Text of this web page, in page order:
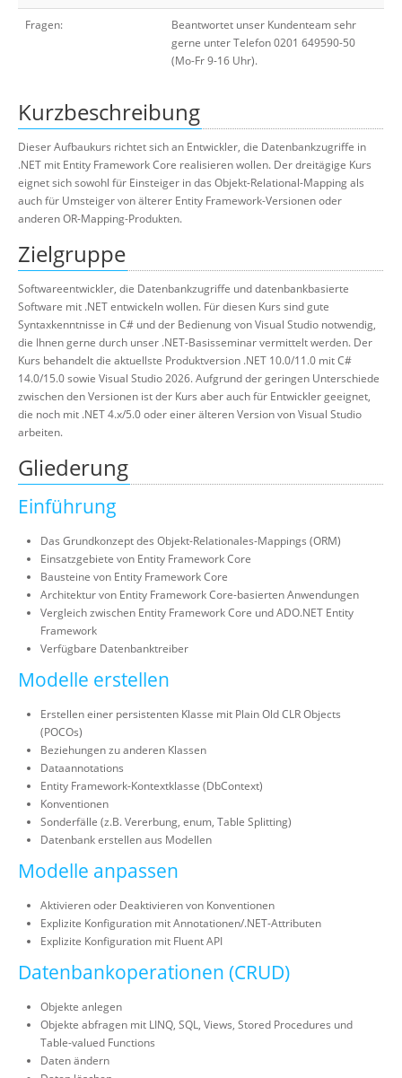
Fragen:
Beantwortet unser Kundenteam sehr
gerne unter Telefon 0201 649590-50
(Mo-Fr 9-16 Uhr).
Kurzbeschreibung
Dieser Aufbaukurs richtet sich an Entwickler, die Datenbankzugriffe in
.NET mit Entity Framework Core realisieren wollen. Der dreitägige Kurs
eignet sich sowohl für Einsteiger in das Objekt-Relational-Mapping als
auch für Umsteiger von älterer Entity Framework-Versionen oder
anderen OR-Mapping-Produkten.
Zielgruppe
Softwareentwickler, die Datenbankzugriffe und datenbankbasierte
Software mit .NET entwickeln wollen. Für diesen Kurs sind gute
Syntaxkenntnisse in C# und der Bedienung von Visual Studio notwendig,
die Ihnen gerne durch unser .NET-Basisseminar vermittelt werden. Der
Kurs behandelt die aktuellste Produktversion .NET 10.0/11.0 mit C#
14.0/15.0 sowie Visual Studio 2026. Aufgrund der geringen Unterschiede
zwischen den Versionen ist der Kurs aber auch für Entwickler geeignet,
die noch mit .NET 4.x/5.0 oder einer älteren Version von Visual Studio
arbeiten.
Gliederung
Einführung
Das Grundkonzept des Objekt-Relationales-Mappings (ORM)
Einsatzgebiete von Entity Framework Core
Bausteine von Entity Framework Core
Architektur von Entity Framework Core-basierten Anwendungen
Vergleich zwischen Entity Framework Core und ADO.NET Entity
Framework
Verfügbare Datenbanktreiber
Modelle erstellen
Erstellen einer persistenten Klasse mit Plain Old CLR Objects
(POCOs)
Beziehungen zu anderen Klassen
Dataannotations
Entity Framework-Kontextklasse (DbContext)
Konventionen
Sonderfälle (z.B. Vererbung, enum, Table Splitting)
Datenbank erstellen aus Modellen
Modelle anpassen
Aktivieren oder Deaktivieren von Konventionen
Explizite Konfiguration mit Annotationen/.NET-Attributen
Explizite Konfiguration mit Fluent API
Datenbankoperationen (CRUD)
Objekte anlegen
Objekte abfragen mit LINQ, SQL, Views, Stored Procedures und
Table-valued Functions
Daten ändern